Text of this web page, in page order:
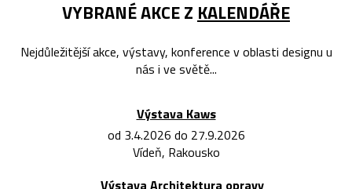
VYBRANÉ AKCE Z KALENDÁŘE
Nejdůležitější akce, výstavy, konference v oblasti designu u
nás i ve světě...
Výstava Kaws
od 3.4.2026 do 27.9.2026
Vídeň, Rakousko
Výstava Architektura opravy